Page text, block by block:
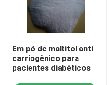
Em pó de maltitol anti-
carriogênico para
pacientes diabéticos